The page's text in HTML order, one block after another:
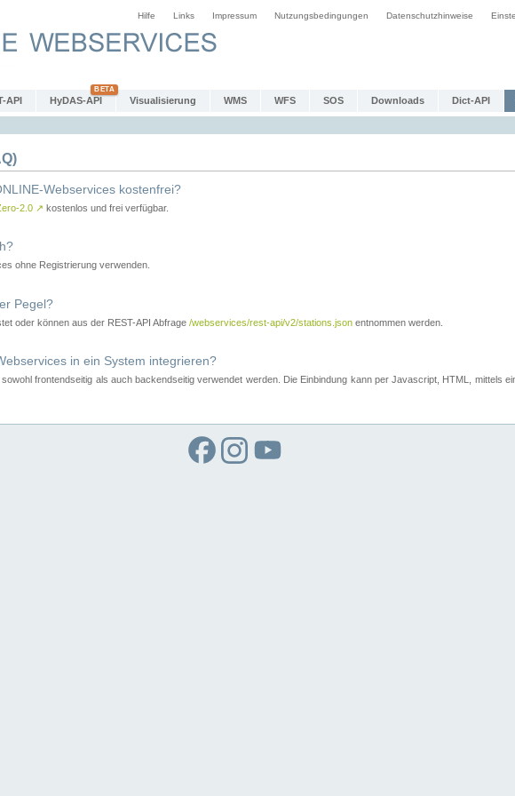
Hilfe Links Impressum Nutzungsbedingungen Datenschutzhinweise
API HyDAS-API Visualisierung WMS WFS SOS Downloads Dict-API
Webservices kostenfrei?
2.0 ↗ kostenlos und frei verfügbar.
ohne Registrierung verwenden.
Pegel?
oder können aus der REST-API Abfrage /webservices/rest-api/v2/stations.json entnommen werden.
in ein System integrieren?
frontendseitig als auch backendseitig verwendet werden. Die Einbindung kann per Javascript, HTML, mittels